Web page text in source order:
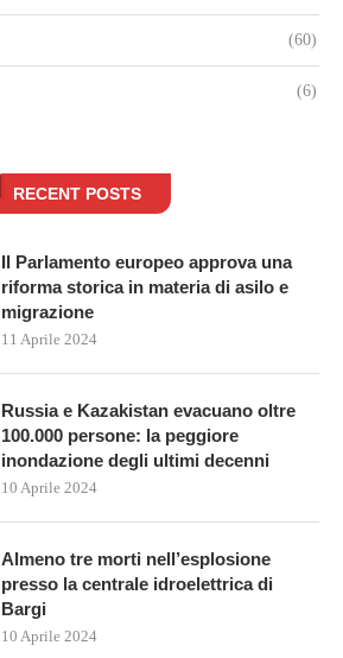
(60)
(6)
RECENT POSTS
Il Parlamento europeo approva una
riforma storica in materia di asilo e
migrazione
11 Aprile 2024
Russia e Kazakistan evacuano oltre
100.000 persone: la peggiore
inondazione degli ultimi decenni
10 Aprile 2024
Almeno tre morti nell’esplosione
presso la centrale idroelettrica di
Bargi
10 Aprile 2024